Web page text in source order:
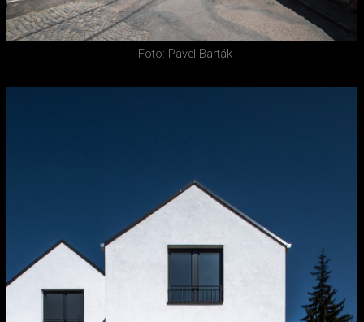
Foto: Pavel Barták